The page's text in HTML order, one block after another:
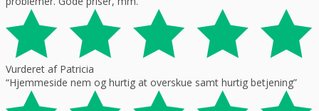
Vurderet af Patricia
“Hjemmeside nem og hurtig at overskue samt hurtig betjening”